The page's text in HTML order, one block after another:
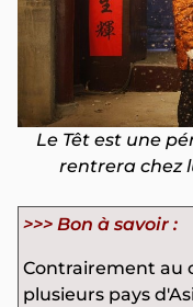
Le Têt est une
rentrera chez
>>> Bon à savoir :
Contrairement au
plusieurs pays